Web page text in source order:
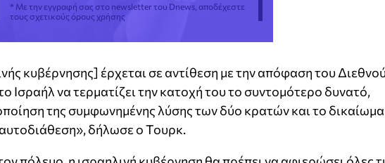
* Με την εγγραφή σας στο newsletter του Dnews, αποδέχεστε
τους σχετικούς όρους χρήσης
κυβέρνησης] έρχεται σε αντίθεση με την απόφαση του
Ισραήλ να τερματίζει την κατοχή του το συντομότερο δυνατό,
της συμφωνημένης λύσης των δύο κρατών και το δικαίωμα
δήλωσε ο Τουρκ.